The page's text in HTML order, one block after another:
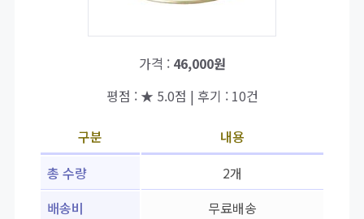
가격 : 46,000원
평점 : ★ 5.0점 | 후기 : 10건
구분
내용
총 수량
2개
배송비
무료배송